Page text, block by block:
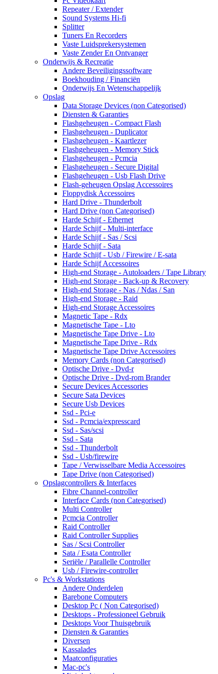
Repeater / Extender
Sound Systems Hi-fi
Splitter
Tuners En Recorders
Vaste Luidsprekersystemen
Vaste Zender En Ontvanger
Onderwijs & Recreatie
Andere Beveiligingssoftware
Boekhouding / Financiën
Onderwijs En Wetenschappelijk
Opslag
Data Storage Devices (non Categorised)
Diensten & Garanties
Flashgeheugen - Compact Flash
Flashgeheugen - Duplicator
Flashgeheugen - Kaartlezer
Flashgeheugen - Memory Stick
Flashgeheugen - Pcmcia
Flashgeheugen - Secure Digital
Flashgeheugen - Usb Flash Drive
Flash-geheugen Opslag Accessoires
Floppydisk Accessoires
Hard Drive - Thunderbolt
Hard Drive (non Categorised)
Harde Schijf - Ethernet
Harde Schijf - Multi-interface
Harde Schijf - Sas / Scsi
Harde Schijf - Sata
Harde Schijf - Usb / Firewire / E-sata
Harde Schijf Accessoires
High-end Storage - Autoloaders / Tape Library
High-end Storage - Back-up & Recovery
High-end Storage - Nas / Ndas / San
High-end Storage - Raid
High-end Storage Accessoires
Magnetic Tape - Rdx
Magnetische Tape - Lto
Magnetische Tape Drive - Lto
Magnetische Tape Drive - Rdx
Magnetische Tape Drive Accessoires
Memory Cards (non Categorised)
Optische Drive - Dvd-r
Optische Drive - Dvd-rom Brander
Secure Devices Accessories
Secure Sata Devices
Secure Usb Devices
Ssd - Pci-e
Ssd - Pcmcia/expresscard
Ssd - Sas/scsi
Ssd - Sata
Ssd - Thunderbolt
Ssd - Usb/firewire
Tape / Verwisselbare Media Accessoires
Tape Drive (non Categorised)
Opslagcontrollers & Interfaces
Fibre Channel-controller
Interface Cards (non Categorised)
Multi Controller
Pcmcia Controller
Raid Controller
Raid Controller Supplies
Sas / Scsi Controller
Sata / Esata Controller
Seriële / Parallelle Controller
Usb / Firewire-controller
Pc's & Workstations
Andere Onderdelen
Barebone Computers
Desktop Pc ( Non Categorised)
Desktops - Professioneel Gebruik
Desktops Voor Thuisgebruik
Diensten & Garanties
Diversen
Kassalades
Maatconfiguraties
Mac-pc's